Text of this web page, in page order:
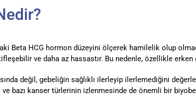
Beta HCG hormon düzeyini ölçerek hamilelik olup
ve daha az hassastır. Bu nedenle, özellikle
değil, gebeliğin sağlıklı ilerleyip ilerlemediğini
ve bazı kanser türlerinin izlenmesinde de önemli bir